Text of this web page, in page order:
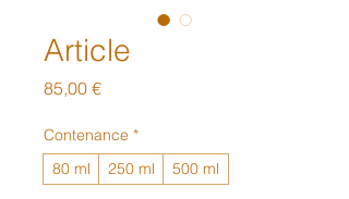
Article
85,00 €Prix
Contenance *
80 ml
250 ml 500 ml